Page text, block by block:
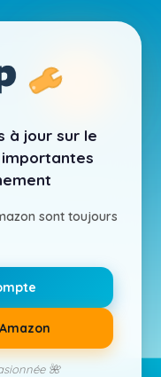
à jour sur le
sont toujours
🌺